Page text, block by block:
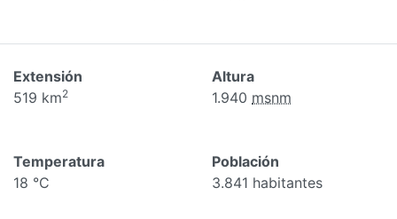
Extensión
519 km2
Altura
1.940 msnm
Temperatura
18 °C
Población
3.841 habitantes